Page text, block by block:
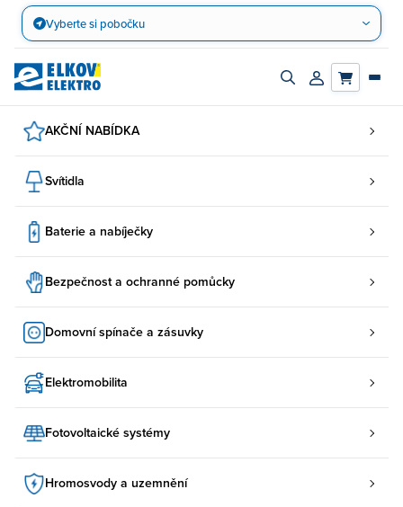
Přejít
obsah
Vyberte si pobočku
Zapnout/vypnout
Přihlásit/
AKČNÍ NABÍDKA
Svítidla
Baterie a nabíječky
Bezpečnost a ochranné pomůcky
Domovní spínače a zásuvky
Elektromobilita
Fotovoltaické systémy
Hromosvody a uzemnění